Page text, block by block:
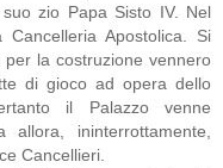
zio Papa Sisto IV. Nel
Apostolica. Si
la costruzione vennero
di gioco ad opera dello
il Palazzo venne
allora, ininterrottamente,
Cancellieri.